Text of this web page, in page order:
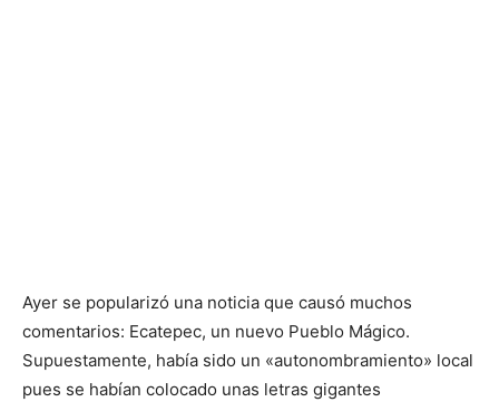
Ayer se popularizó una noticia que causó muchos
comentarios: Ecatepec, un nuevo Pueblo Mágico.
Supuestamente, había sido un «autonombramiento» local
pues se habían colocado unas letras gigantes